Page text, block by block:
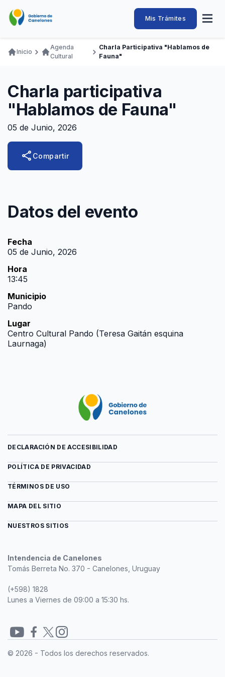
contenido
Intendencia
de
Canelones
Abrir
Navegación
Mis Trámites
Ingresar
Llamados Laborales
Adquisiciones
Teléfonos
Ruta
navegación
Inicio
Agenda
Cultural
Charla Participativa "Hablamos de
Fauna"
Charla participativa
"Hablamos de Fauna"
05 de Junio, 2026
share Compartir
Datos del evento
Fecha
05 de Junio, 2026
Hora
13:45
Municipio
Pando
Lugar
Centro Cultural Pando (Teresa Gaitán esquina
Laurnaga)
Intendencia de Canelones
Tomás Berreta No. 370 - Canelones, Uruguay
(+598) 1828
Lunes a Viernes de 09:00 a 15:30 hs.
DECLARACIÓN DE ACCESIBILIDAD
POLÍTICA DE PRIVACIDAD
TÉRMINOS DE USO
MAPA DEL SITIO
NUESTROS SITIOS
© 2026 - Todos los derechos reservados.
Redes